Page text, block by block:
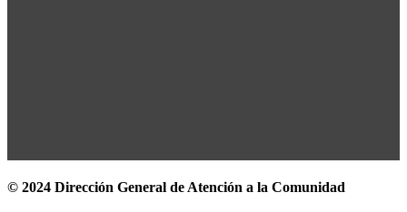
© 2024 Dirección General de Atención a la Comunidad